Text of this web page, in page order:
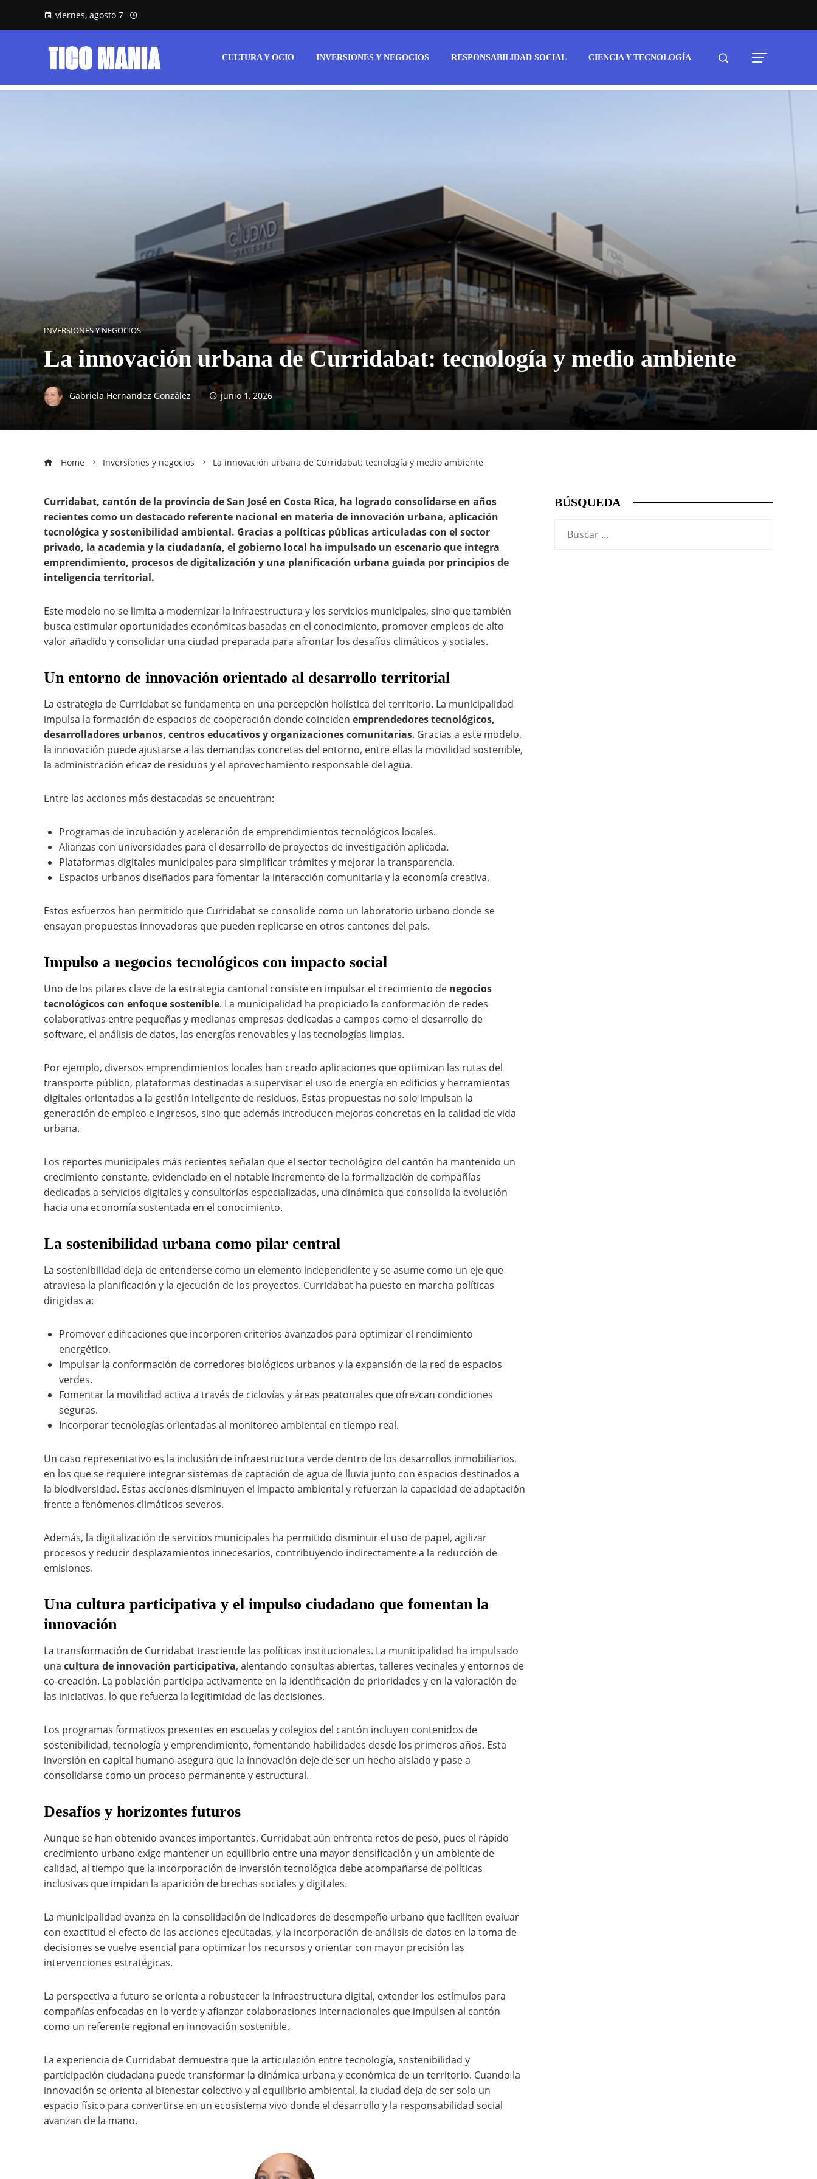
viernes, agosto 7
CULTURA Y OCIO INVERSIONES Y NEGOCIOS RESPONSABILIDAD SOCIAL CIENCIA Y TECNOLOGÍA
INVERSIONES Y NEGOCIOS
La innovación urbana de Curridabat: tecnología y medio ambiente
Gabriela Hernandez González junio 1, 2026
Home Inversiones y negocios La innovación urbana de Curridabat: tecnología y medio ambiente
Curridabat, cantón de la provincia de San José en Costa Rica, ha logrado consolidarse en años
recientes como un destacado referente nacional en materia de innovación urbana, aplicación
tecnológica y sostenibilidad ambiental. Gracias a políticas públicas articuladas con el sector
privado, la academia y la ciudadanía, el gobierno local ha impulsado un escenario que integra
emprendimiento, procesos de digitalización y una planificación urbana guiada por principios de
inteligencia territorial.
Este modelo no se limita a modernizar la infraestructura y los servicios municipales, sino que también
busca estimular oportunidades económicas basadas en el conocimiento, promover empleos de alto
valor añadido y consolidar una ciudad preparada para afrontar los desafíos climáticos y sociales.
Un entorno de innovación orientado al desarrollo territorial
La estrategia de Curridabat se fundamenta en una percepción holística del territorio. La municipalidad
impulsa la formación de espacios de cooperación donde coinciden emprendedores tecnológicos,
desarrolladores urbanos, centros educativos y organizaciones comunitarias. Gracias a este modelo,
la innovación puede ajustarse a las demandas concretas del entorno, entre ellas la movilidad sostenible,
la administración eficaz de residuos y el aprovechamiento responsable del agua.
Entre las acciones más destacadas se encuentran:
Programas de incubación y aceleración de emprendimientos tecnológicos locales.
Alianzas con universidades para el desarrollo de proyectos de investigación aplicada.
Plataformas digitales municipales para simplificar trámites y mejorar la transparencia.
Espacios urbanos diseñados para fomentar la interacción comunitaria y la economía creativa.
Estos esfuerzos han permitido que Curridabat se consolide como un laboratorio urbano donde se
ensayan propuestas innovadoras que pueden replicarse en otros cantones del país.
Impulso a negocios tecnológicos con impacto social
Uno de los pilares clave de la estrategia cantonal consiste en impulsar el crecimiento de negocios
tecnológicos con enfoque sostenible. La municipalidad ha propiciado la conformación de redes
colaborativas entre pequeñas y medianas empresas dedicadas a campos como el desarrollo de
software, el análisis de datos, las energías renovables y las tecnologías limpias.
Por ejemplo, diversos emprendimientos locales han creado aplicaciones que optimizan las rutas del
transporte público, plataformas destinadas a supervisar el uso de energía en edificios y herramientas
digitales orientadas a la gestión inteligente de residuos. Estas propuestas no solo impulsan la
generación de empleo e ingresos, sino que además introducen mejoras concretas en la calidad de vida
urbana.
Los reportes municipales más recientes señalan que el sector tecnológico del cantón ha mantenido un
crecimiento constante, evidenciado en el notable incremento de la formalización de compañías
dedicadas a servicios digitales y consultorías especializadas, una dinámica que consolida la evolución
hacia una economía sustentada en el conocimiento.
La sostenibilidad urbana como pilar central
La sostenibilidad deja de entenderse como un elemento independiente y se asume como un eje que
atraviesa la planificación y la ejecución de los proyectos. Curridabat ha puesto en marcha políticas
dirigidas a:
Promover edificaciones que incorporen criterios avanzados para optimizar el rendimiento
energético.
Impulsar la conformación de corredores biológicos urbanos y la expansión de la red de espacios
verdes.
Fomentar la movilidad activa a través de ciclovías y áreas peatonales que ofrezcan condiciones
seguras.
Incorporar tecnologías orientadas al monitoreo ambiental en tiempo real.
Un caso representativo es la inclusión de infraestructura verde dentro de los desarrollos inmobiliarios,
en los que se requiere integrar sistemas de captación de agua de lluvia junto con espacios destinados a
la biodiversidad. Estas acciones disminuyen el impacto ambiental y refuerzan la capacidad de adaptación
frente a fenómenos climáticos severos.
Además, la digitalización de servicios municipales ha permitido disminuir el uso de papel, agilizar
procesos y reducir desplazamientos innecesarios, contribuyendo indirectamente a la reducción de
emisiones.
Una cultura participativa y el impulso ciudadano que fomentan la
innovación
La transformación de Curridabat trasciende las políticas institucionales. La municipalidad ha impulsado
una cultura de innovación participativa, alentando consultas abiertas, talleres vecinales y entornos de
co-creación. La población participa activamente en la identificación de prioridades y en la valoración de
las iniciativas, lo que refuerza la legitimidad de las decisiones.
Los programas formativos presentes en escuelas y colegios del cantón incluyen contenidos de
sostenibilidad, tecnología y emprendimiento, fomentando habilidades desde los primeros años. Esta
inversión en capital humano asegura que la innovación deje de ser un hecho aislado y pase a
consolidarse como un proceso permanente y estructural.
Desafíos y horizontes futuros
Aunque se han obtenido avances importantes, Curridabat aún enfrenta retos de peso, pues el rápido
crecimiento urbano exige mantener un equilibrio entre una mayor densificación y un ambiente de
calidad, al tiempo que la incorporación de inversión tecnológica debe acompañarse de políticas
inclusivas que impidan la aparición de brechas sociales y digitales.
La municipalidad avanza en la consolidación de indicadores de desempeño urbano que faciliten evaluar
con exactitud el efecto de las acciones ejecutadas, y la incorporación de análisis de datos en la toma de
decisiones se vuelve esencial para optimizar los recursos y orientar con mayor precisión las
intervenciones estratégicas.
La perspectiva a futuro se orienta a robustecer la infraestructura digital, extender los estímulos para
compañías enfocadas en lo verde y afianzar colaboraciones internacionales que impulsen al cantón
como un referente regional en innovación sostenible.
La experiencia de Curridabat demuestra que la articulación entre tecnología, sostenibilidad y
participación ciudadana puede transformar la dinámica urbana y económica de un territorio. Cuando la
innovación se orienta al bienestar colectivo y al equilibrio ambiental, la ciudad deja de ser solo un
espacio físico para convertirse en un ecosistema vivo donde el desarrollo y la responsabilidad social
avanzan de la mano.
BÚSQUEDA